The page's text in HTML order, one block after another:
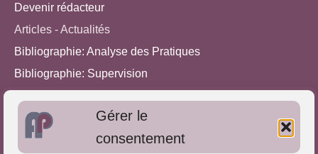
Gérer le
consentement
Devenir rédacteur
Articles - Actualités
Bibliographie: Analyse des Pratiques
Bibliographie: Supervision
Approches de l'Analyse des pratiques